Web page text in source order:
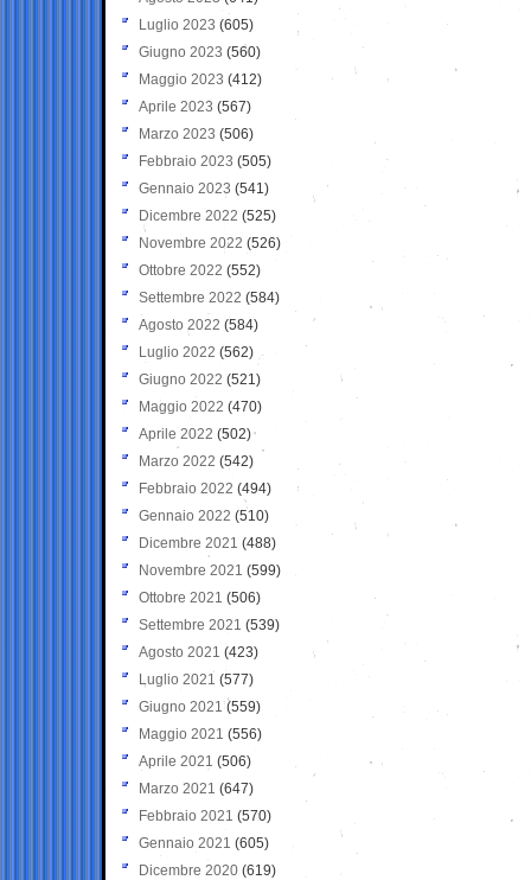
Luglio 2023 (605)
Giugno 2023 (560)
Maggio 2023 (412)
Aprile 2023 (567)
Marzo 2023 (506)
Febbraio 2023 (505)
Gennaio 2023 (541)
Dicembre 2022 (525)
Novembre 2022 (526)
Ottobre 2022 (552)
Settembre 2022 (584)
Agosto 2022 (584)
Luglio 2022 (562)
Giugno 2022 (521)
Maggio 2022 (470)
Aprile 2022 (502)
Marzo 2022 (542)
Febbraio 2022 (494)
Gennaio 2022 (510)
Dicembre 2021 (488)
Novembre 2021 (599)
Ottobre 2021 (506)
Settembre 2021 (539)
Agosto 2021 (423)
Luglio 2021 (577)
Giugno 2021(559)
Maggio 2021 (556)
Aprile 2021 (506)
Marzo 2021 (647)
Febbraio 2021 (570)
Gennaio 2021 (605)
Dicembre 2020 (619)